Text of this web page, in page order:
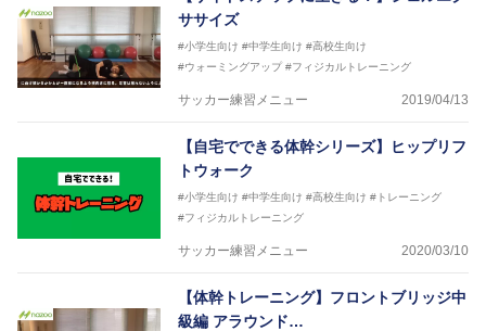
ササイズ
#小学生向け #中学生向け #高校生向け
#ウォーミングアップ #フィジカルトレーニング
サッカー練習メニュー 2019/04/13
【自宅でできる体幹シリーズ】ヒップリフ
トウォーク
#小学生向け #中学生向け #高校生向け #トレーニング
#フィジカルトレーニング
サッカー練習メニュー 2020/03/10
【体幹トレーニング】フロントブリッジ中
級編 アラウンド…